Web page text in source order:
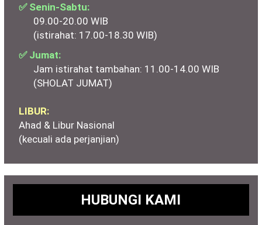
✅ Senin-Sabtu:
09.00-20.00 WIB
(istirahat: 17.00-18.30 WIB)
✅ Jumat:
Jam istirahat tambahan: 11.00-14.00 WIB
(SHOLAT JUMAT)
LIBUR:
Ahad & Libur Nasional
(kecuali ada perjanjian)
HUBUNGI KAMI